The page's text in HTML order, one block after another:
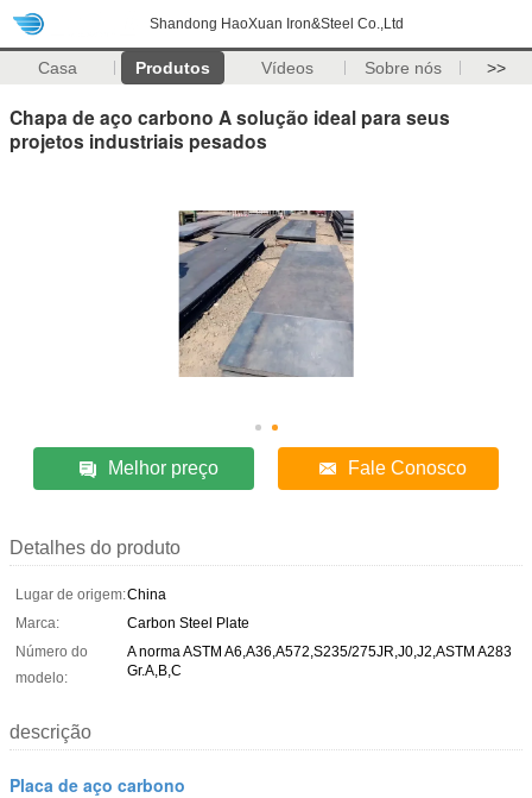
Shandong HaoXuan Iron&Steel Co.,Ltd
Casa Produtos Vídeos Sobre nós >>
Chapa de aço carbono A solução ideal para seus
projetos industriais pesados
Melhor preço Fale Conosco
Detalhes do produto
Lugar de origem:China
Marca:
Carbon Steel Plate
Número do
modelo:
A norma ASTM A6,A36,A572,S235/275JR,J0,J2,ASTM A283
Gr.A,B,C
descrição
Placa de aço carbono